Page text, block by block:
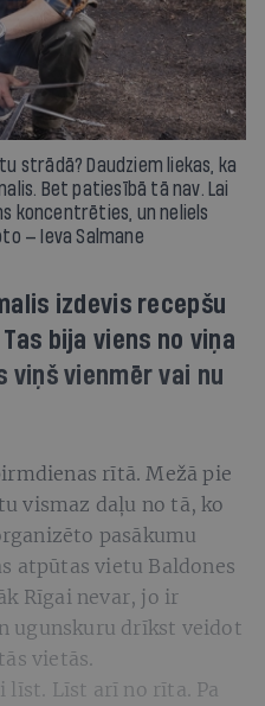
strādā? Daudziem liekas, ka
Bet patiesībā tā nav. Lai
koncentrēties, un neliels
— Ieva Salmane
izdevis recepšu
bija viens no viņa
viņš vienmēr vai nu
rītā. Mežā pie
vismaz daļu no tā, ko
pasākumu
atpūtas vietu Baldones
Rīgai nevar, jo ir
ugunskuru drīkst veidot
vietās.
līst. Līst arī no rīta. Pa